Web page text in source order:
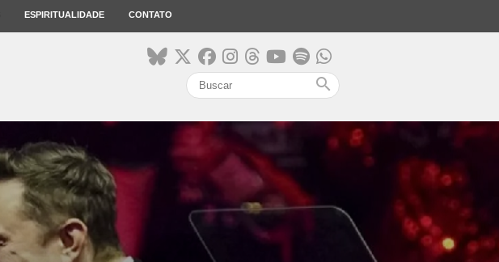
ESPIRITUALIDADE CONTATO
search